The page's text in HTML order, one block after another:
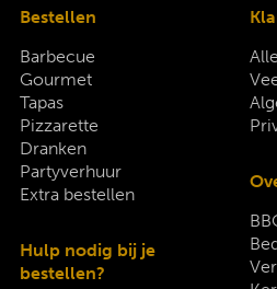
Bestellen
Barbecue
Gourmet
Tapas
Pizzarette
Dranken
Partyverhuur
Extra bestellen
Hulp nodig bij je
bestellen?